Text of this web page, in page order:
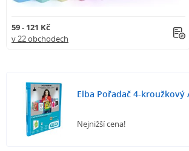
59 - 121 Kč
v 22 obchodech
Elba Pořadač 4-kroužkový
Nejnižší cena!